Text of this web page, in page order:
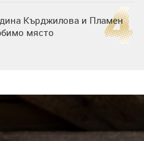
Кърджилова и Пламен
място